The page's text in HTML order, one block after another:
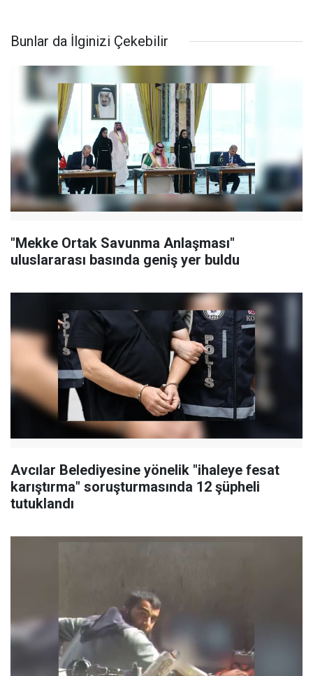
Bunlar da İlginizi Çekebilir
"Mekke Ortak Savunma Anlaşması"
uluslararası basında geniş yer buldu
Avcılar Belediyesine yönelik "ihaleye fesat
karıştırma" soruşturmasında 12 şüpheli
tutuklandı